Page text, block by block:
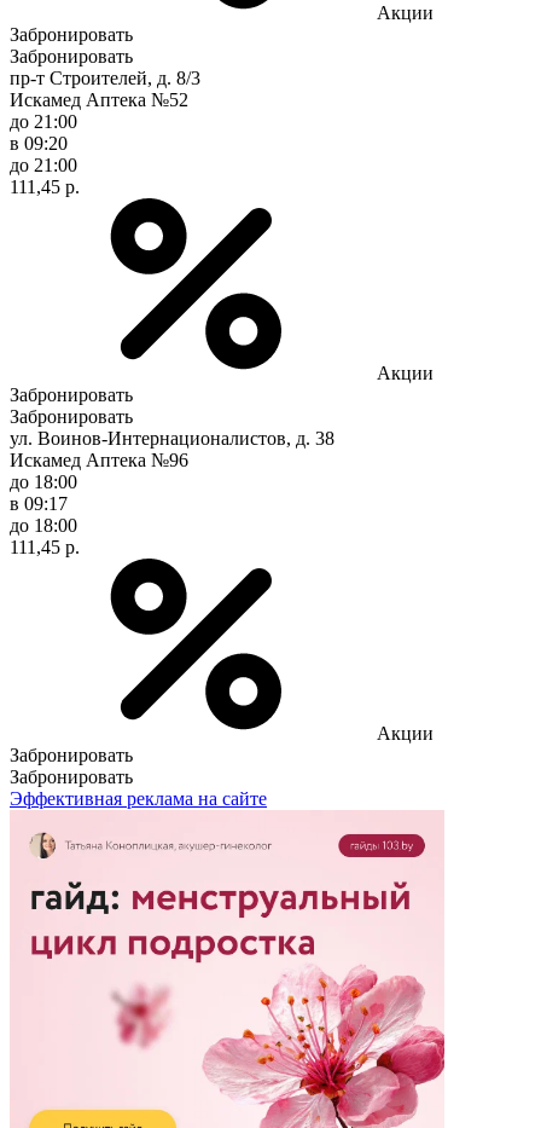
Акции
Забронировать
Забронировать
пр-т Строителей, д. 8/3
Искамед Аптека №52
до 21:00
в 09:20
до 21:00
111,45 р.
Акции
Забронировать
Забронировать
ул. Воинов-Интернационалистов, д. 38
Искамед Аптека №96
до 18:00
в 09:17
до 18:00
111,45 р.
Акции
Забронировать
Забронировать
Эффективная реклама на сайте